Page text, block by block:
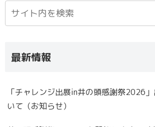
最新情報
「チャレンジ出展in井の頭感謝祭2026
いて（お知らせ）